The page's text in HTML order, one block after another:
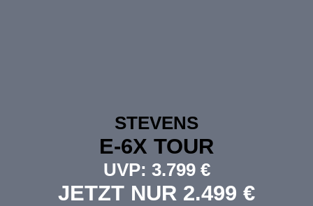
STEVENS
E-6X TOUR
UVP: 3.799 €
JETZT NUR 2.499 €